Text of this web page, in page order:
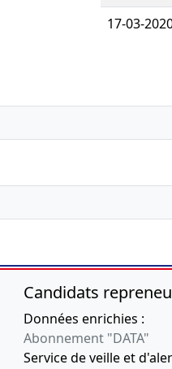
17-03-
12-11-
22-10-
Candidats
Données enrichies :
Abonnement "DATA"
Service de veille et